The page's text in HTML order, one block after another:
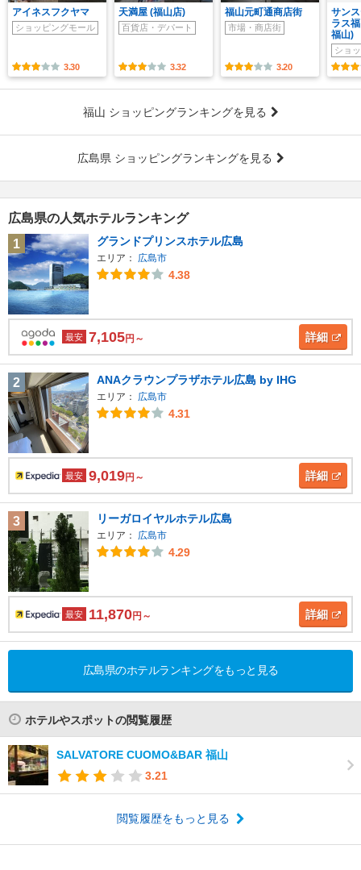
アイネスフクヤマ
ショッピングモール
3.30
天満屋 (福山店)
百貨店・デパート
3.32
福山元町通商店街
市場・商店街
3.20
サン
ラス
福山)
ショ
福山 ショッピングランキングを見る
広島県 ショッピングランキングを見る
広島県の人気ホテルランキング
1
グランドプリンスホテル広島
エリア： 広島市
4.38
最安 7,105円～ 詳細
2 ANAクラウンプラザホテル広島 by IHG
エリア： 広島市
4.31
最安 9,019円～ 詳細
3 リーガロイヤルホテル広島
エリア： 広島市
4.29
最安 11,870円～ 詳細
広島県のホテルランキングをもっと見る
ホテルやスポットの閲覧履歴
SALVATORE CUOMO&BAR 福山
3.21
閲覧履歴をもっと見る